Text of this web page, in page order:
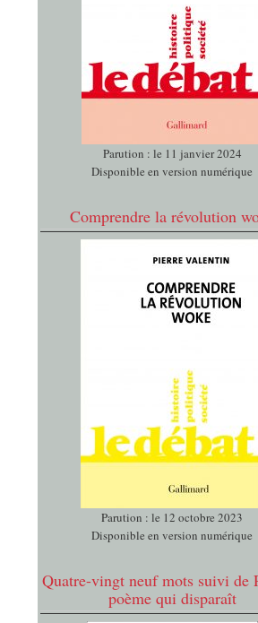
Parution : le 11 janvier 2024
Disponible en version numérique
Comprendre la révolution
Parution : le 12 octobre 2023
Disponible en version numérique
Quatre-vingt neuf mots suivi de
poème qui disparaît